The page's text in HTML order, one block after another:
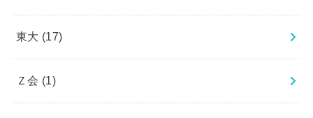
東大 (17)
Ｚ会 (1)